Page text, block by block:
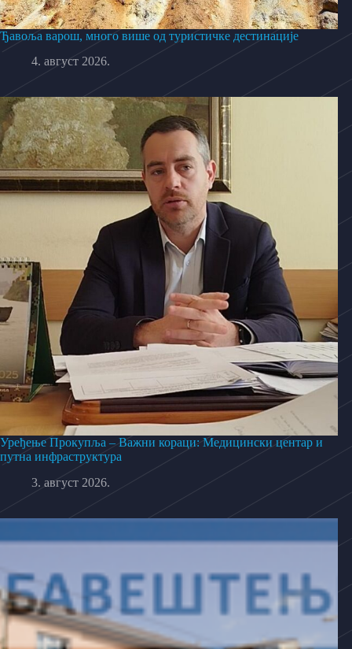
Ђавоља варош, много више од туристичке дестинације
4. август 2026.
Уређење Прокупља – Важни кораци: Медицински центар и
путна инфраструктура
3. август 2026.